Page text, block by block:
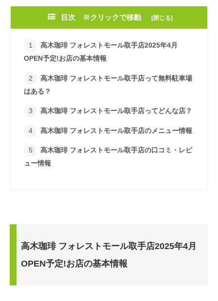
目次 ※クリックで移動
高木珈琲 フォレストモール取手店2025年4月
OPEN予定!お店の基本情報
高木珈琲 フォレストモール取手店って無料駐車場
はある？
高木珈琲 フォレストモール取手店ってどんな店？
高木珈琲 フォレストモール取手店のメニュー情報
高木珈琲 フォレストモール取手店の口コミ・レビ
ュー情報
高木珈琲 フォレストモール取手店2025年4月
OPEN予定!お店の基本情報